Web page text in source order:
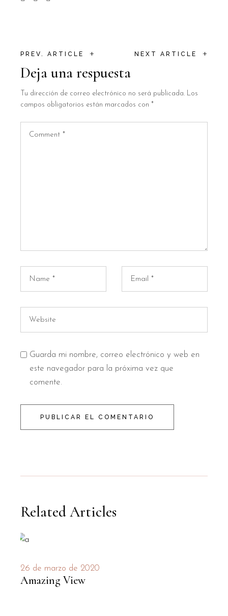
PREV. ARTICLE + NEXT ARTICLE +
Deja una respuesta
Tu dirección de correo electrónico no será publicada. Los
campos obligatorios están marcados con *
Guarda mi nombre, correo electrónico y web en
este navegador para la próxima vez que
comente.
PUBLICAR EL COMENTARIO
Related Articles
26 de marzo de 2020
Amazing View